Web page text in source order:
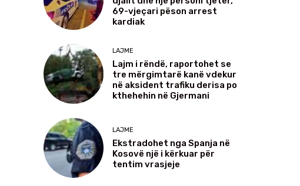
69-vjeçari pëson arrest
kardiak
LAJME
Lajm i rëndë, raportohet se
tre mërgimtarë kanë vdekur
në aksident trafiku derisa po
kthehehin në Gjermani
LAJME
Ekstradohet nga Spanja në
Kosovë një i kërkuar për
tentim vrasjeje